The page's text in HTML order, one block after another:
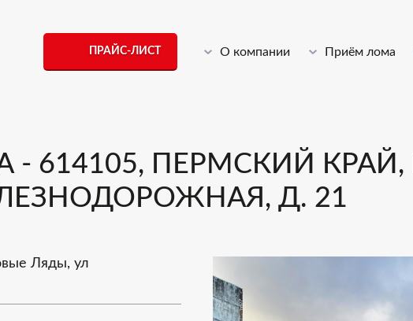
ПРАЙС-ЛИСТ О компании Приём лома
614105, ПЕРМСКИЙ КРАЙ,
Д. 21
Ляды, ул